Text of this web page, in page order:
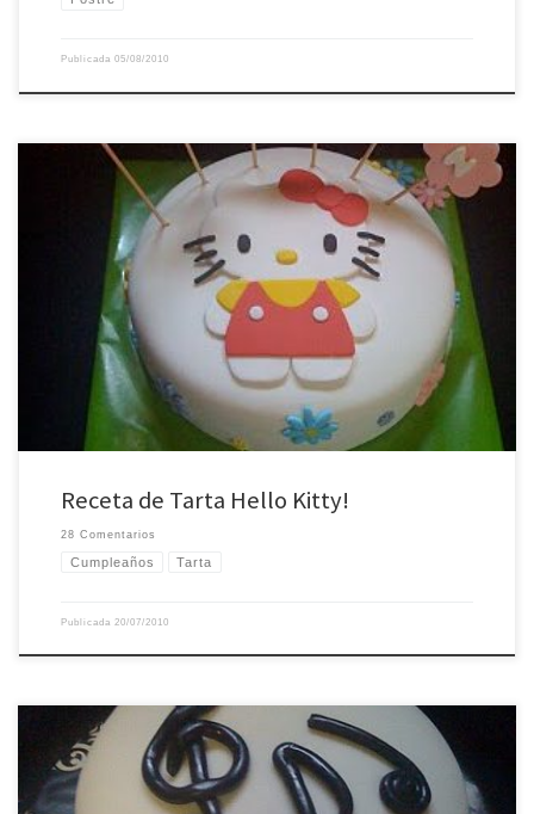
Publicada 05/08/2010
Carmen cumplía 5 años y teníamos que celebrarlo! Esta tarta es una de esas
que te da penita que se lleven… pero la penita se pasa rápido cuando la
recoge alguien tan dulce como Lidia y te dice que Carmen la estaba
esperando ilusionada
El bizcocho era de vainilla, […]
Receta de Tarta Hello Kitty!
28 Comentarios
Cumpleaños Tarta
Publicada 20/07/2010